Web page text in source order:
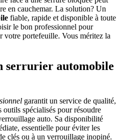
en cauchemar. La solution? Un
fiable, rapide et disponible à toute
le bon professionnel pour
votre portefeuille. Vous méritez la
serrurier automobile
garantit un service de qualité,
outils spécialisés pour résoudre
auto. Sa disponibilité
essentielle pour éviter les
clés ou à un verrouillage inopiné.